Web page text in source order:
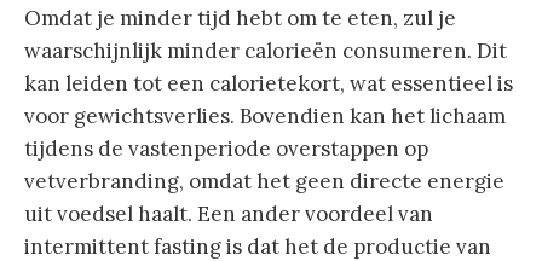
Omdat je minder tijd hebt om te eten, zul je
waarschijnlijk minder calorieën consumeren. Dit
kan leiden tot een calorietekort, wat essentieel is
voor gewichtsverlies. Bovendien kan het lichaam
tijdens de vastenperiode overstappen op
vetverbranding, omdat het geen directe energie
uit voedsel haalt. Een ander voordeel van
intermittent fasting is dat het de productie van